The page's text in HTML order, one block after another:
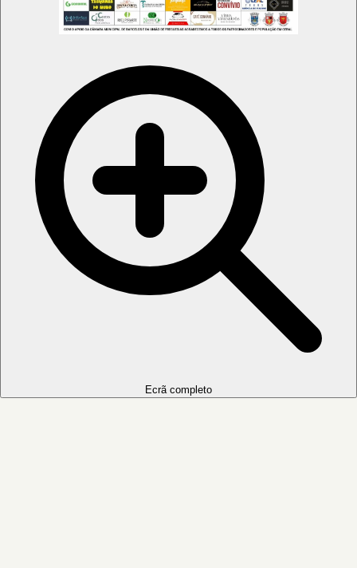
Ecrã completo